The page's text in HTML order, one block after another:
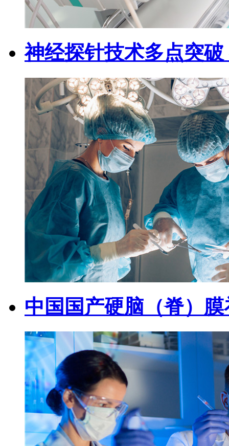
神经探针技术多点突
中国国产硬脑（脊）